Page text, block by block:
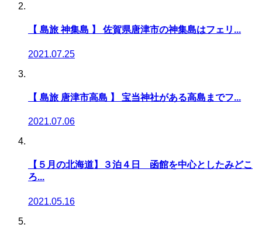
【 島旅 神集島 】 佐賀県唐津市の神集島はフェリ...
2021.07.25
【 島旅 唐津市高島 】 宝当神社がある高島までフ...
2021.07.06
【５月の北海道】３泊４日 函館を中心としたみどこ
ろ...
2021.05.16